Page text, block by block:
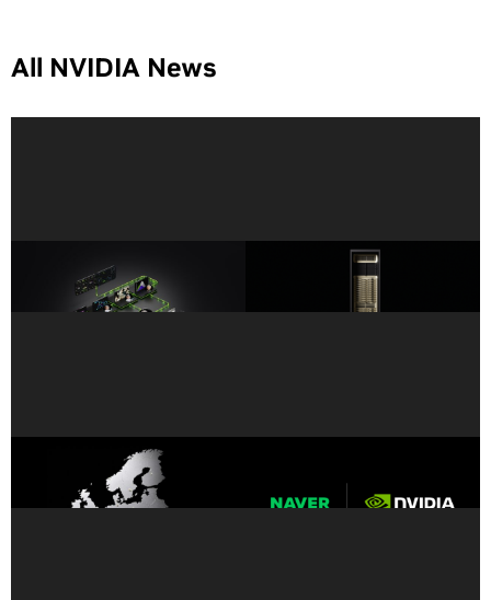
All NVIDIA News
學探索的工具 BioNeMo
Agent Toolkit
NVIDIA Vera Rubin 為科學研
究提供世界級超級電腦
歐洲推出創紀錄的 35 台全新
NVIDIA AI 超級電腦